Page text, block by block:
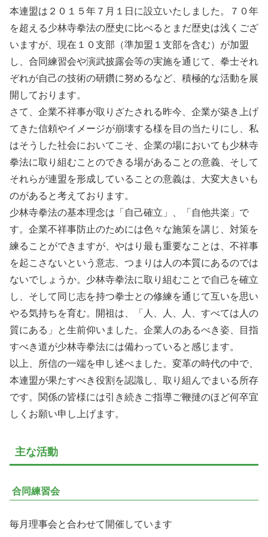
本連盟は２０１５年７月１日に設立いたしました。７０年
を超える少林寺拳法の歴史に比べるとまだ歴史は浅くござ
いますが、現在１０支部（準加盟１支部を含む）が加盟
し、合同練習会や演武披露会等の実施を通じて、拳士それ
ぞれが自己の技術の研鑽に努めるなど、積極的な活動を展
開しております。
さて、企業不祥事が取りざたされる昨今、企業が築き上げ
てきた信頼やイメージが崩壊する様を目の当たりにし、私
はそうした社会においてこそ、企業の場においても少林寺
拳法に取り組むことのできる場があることの意義、そして
それらが連盟を形成していることの意義は、大変大きいも
のがあると考えております。
少林寺拳法の基本理念は「自己確立」、「自他共楽」で
す。企業不祥事防止のためには色々な施策を講じ、対策を
練ることができますが、やはり最も重要なことは、不祥事
を起こさないという意志、つまりは人の本質にあるのでは
ないでしょうか。少林寺拳法に取り組むことで自己を確立
し、そして同じ志を持つ拳士との修練を通じて互いを思い
やる気持ちを育む。開祖は、「人、人、人、すべては人の
質にある」と生前仰いました。企業人のあるべき姿、目指
すべき道が少林寺拳法には備わっていると感じます。
以上、所信の一端を申し述べました。変革の時代の中で、
本連盟が果たすべき役割を認識し、取り組んでまいる所存
です。関係の皆様には引き続きご指導ご鞭撻のほど何卒宜
しくお願い申し上げます。
主な活動
合同練習会
毎月理事会と合わせて開催しています